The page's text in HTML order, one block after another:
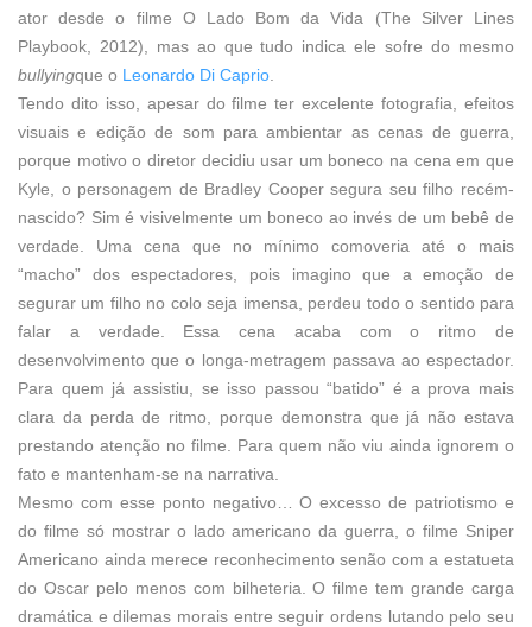
ator desde o filme O Lado Bom da Vida (The Silver Lines
Playbook, 2012), mas ao que tudo indica ele sofre do mesmo
bullyingque o Leonardo Di Caprio
Tendo dito isso, apesar do filme ter excelente fotografia, efeitos
visuais e edição de som para ambientar as cenas de guerra,
porque motivo o diretor decidiu usar um boneco na cena em que
Kyle, o personagem de Bradley Cooper segura seu filho recém-
nascido? Sim é visivelmente um boneco ao invés de um bebê de
verdade. Uma cena que no mínimo comoveria até o mais
“macho” dos espectadores, pois imagino que a emoção de
segurar um filho no colo seja imensa, perdeu todo o sentido para
falar a verdade. Essa cena acaba com o ritmo de
desenvolvimento que o longa-metragem passava ao espectador.
Para quem já assistiu, se isso passou “batido” é a prova mais
clara da perda de ritmo, porque demonstra que já não estava
prestando atenção no filme. Para quem não viu ainda ignorem o
fato e mantenham-se na narrativa.
Mesmo com esse ponto negativo… O excesso de patriotismo e
do filme só mostrar o lado americano da guerra, o filme Sniper
Americano ainda merece reconhecimento senão com a estatueta
do Oscar pelo menos com bilheteria. O filme tem grande carga
dramática e dilemas morais entre seguir ordens lutando pelo seu